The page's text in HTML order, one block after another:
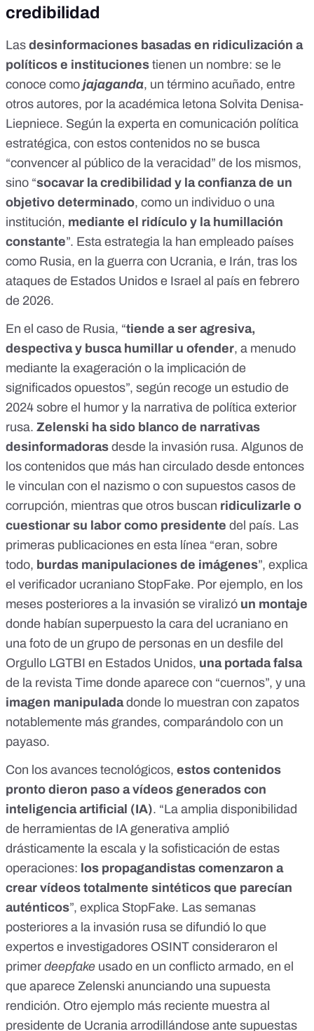
credibilidad
Las desinformaciones basadas en ridiculización a
políticos e instituciones tienen un nombre: se le
conoce como jajaganda, un término acuñado, entre
otros autores, por la académica letona Solvita Denisa-
Liepniece. Según la experta en comunicación política
estratégica, con estos contenidos no se busca
“convencer al público de la veracidad” de los mismos,
sino “socavar la credibilidad y la confianza de un
objetivo determinado, como un individuo o una
institución, mediante el ridículo y la humillación
constante”. Esta estrategia la han empleado países
como Rusia, en la guerra con Ucrania, e Irán, tras los
ataques de Estados Unidos e Israel al país en febrero
de 2026.
En el caso de Rusia, “tiende a ser agresiva,
despectiva y busca humillar u ofender, a menudo
mediante la exageración o la implicación de
significados opuestos”, según recoge un estudio de
2024 sobre el humor y la narrativa de política exterior
rusa. Zelenski ha sido blanco de narrativas
desinformadoras desde la invasión rusa. Algunos de
los contenidos que más han circulado desde entonces
le vinculan con el nazismo o con supuestos casos de
corrupción, mientras que otros buscan ridiculizarle o
cuestionar su labor como presidente del país. Las
primeras publicaciones en esta línea “eran, sobre
todo, burdas manipulaciones de imágenes”, explica
el verificador ucraniano StopFake. Por ejemplo, en los
meses posteriores a la invasión se viralizó un montaje
donde habían superpuesto la cara del ucraniano en
una foto de un grupo de personas en un desfile del
Orgullo LGTBI en Estados Unidos, una portada falsa
de la revista Time donde aparece con “cuernos”, y una
imagen manipuladadonde lo muestran con zapatos
notablemente más grandes, comparándolo con un
payaso.
Con los avances tecnológicos, estos contenidos
pronto dieron paso a vídeos generados con
inteligencia artificial (IA). “La amplia disponibilidad
de herramientas de IA generativa amplió
drásticamente la escala y la sofisticación de estas
operaciones: los propagandistas comenzaron a
crear vídeos totalmente sintéticos que parecían
auténticos”, explica StopFake. Las semanas
posteriores a la invasión rusa se difundió lo que
expertos e investigadores OSINT consideraron el
primer deepfake usado en un conflicto armado, en el
que aparece Zelenski anunciando una supuesta
rendición. Otro ejemplo más reciente muestra al
presidente de Ucrania arrodillándose ante supuestas